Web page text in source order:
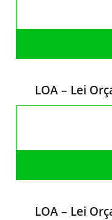
LOA – Lei
LOA – Lei